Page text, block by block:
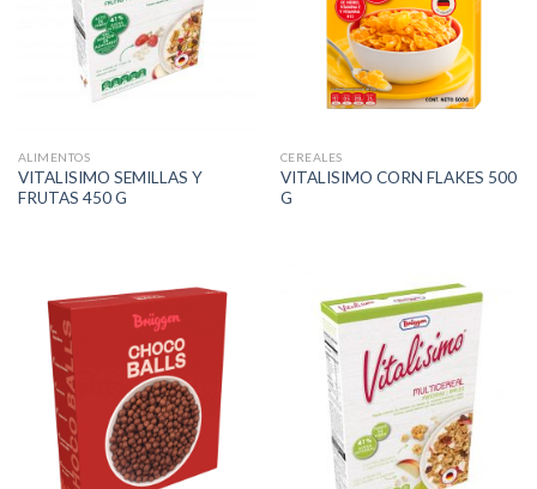
ALIMENTOS
VITALISIMO SEMILLAS Y
FRUTAS 450 G
CEREALES
VITALISIMO CORN FLAKES 500
G